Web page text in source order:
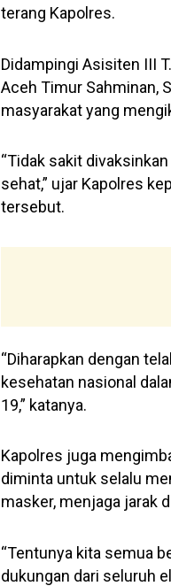
terang Kapolres.
Didampingi Asisiten III
Aceh Timur Sahminan,
masyarakat yang
“Tidak sakit
sehat,” ujar Kapolres
tersebut.
“Diharapkan dengan
kesehatan nasional
19,” katanya.
Kapolres juga
diminta untuk selalu
masker, menjaga jarak
“Tentunya kita semua
dukungan dari seluruh